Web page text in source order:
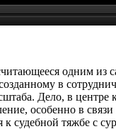
одним из
в
Дело, в центре
особенно в
к судебной тяжбе с